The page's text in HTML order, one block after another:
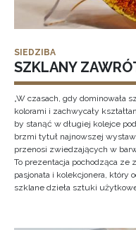
SIEDZIBA
SZKLANY
„W czasach, gdy dominowała
kolorami i zachwycały
by stanąć w długiej kolejce
brzmi tytuł najnowszej
przenosi zwiedzających w
To prezentacja pochodząca ze
pasjonata i kolekcjonera, który
szklane dzieła sztuki